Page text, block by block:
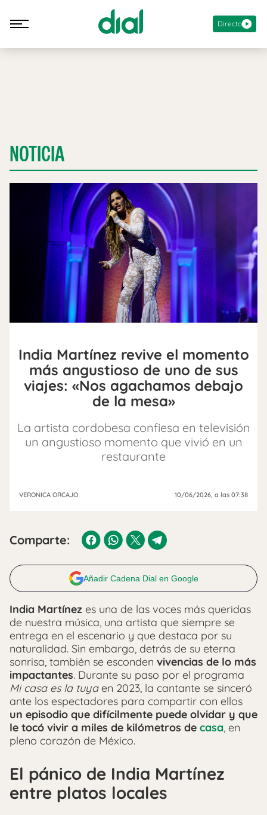
Directo
NOTICIA
India Martínez revive el momento
más angustioso de uno de sus
viajes: «Nos agachamos debajo
de la mesa»
La artista cordobesa confiesa en televisión
un angustioso momento que vivió en un
restaurante
VERONICA ORCAJO 10/06/2026, a las 07:38
Comparte:
Añadir Cadena Dial en Google
India Martínez es una de las voces más queridas
de nuestra música, una artista que siempre se
entrega en el escenario y que destaca por su
naturalidad. Sin embargo, detrás de su eterna
sonrisa, también se esconden vivencias de lo más
impactantes. Durante su paso por el programa
Mi casa es la tuyaen 2023, la cantante se sinceró
ante los espectadores para compartir con ellos
un episodio que difícilmente puede olvidar y que
le tocó vivir a miles de kilómetros de casa, en
pleno corazón de México.
El pánico de India Martínez
entre platos locales